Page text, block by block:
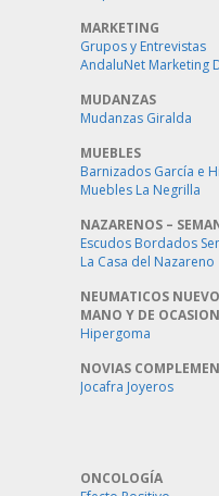
MARKETING
Grupos y Entrevistas
AndaluNet Marketing
MUDANZAS
Mudanzas Giralda
MUEBLES
Barnizados García e
Muebles La Negrilla
NAZARENOS –
Escudos Bordados
La Casa del Nazareno
NEUMATICOS
MANO Y DE OCASION
Hipergoma
NOVIAS
Jocafra Joyeros
ONCOLOGÍA